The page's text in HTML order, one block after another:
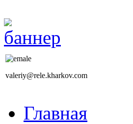
valeriy@rele.kharkov.com
Главная